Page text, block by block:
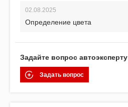
02.08.2025
Определение цвета
Задайте вопрос автоэксперту
Задать вопрос